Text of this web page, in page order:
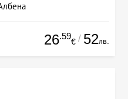
26.59
€ / 52лв.